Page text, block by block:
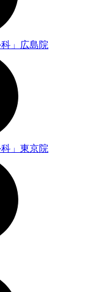
」広島院
」東京院